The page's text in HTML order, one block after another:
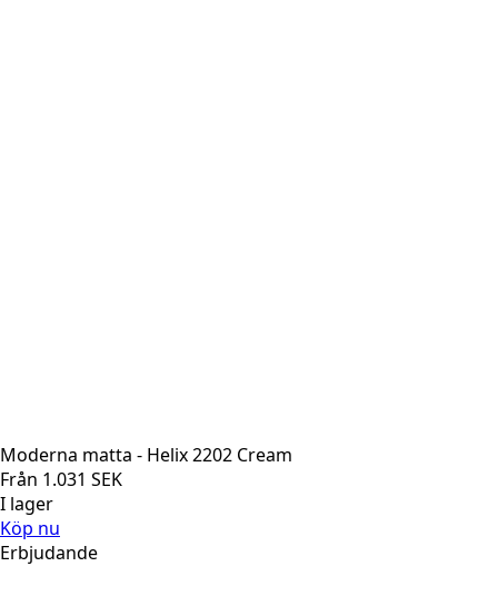
Moderna matta - Helix 2202 Cream
Från 1.031 SEK
I lager
Köp nu
Erbjudande